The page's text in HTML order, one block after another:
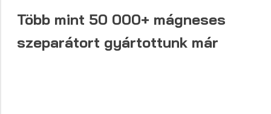
Több mint 50 000+ mágneses
szeparátort gyártottunk már